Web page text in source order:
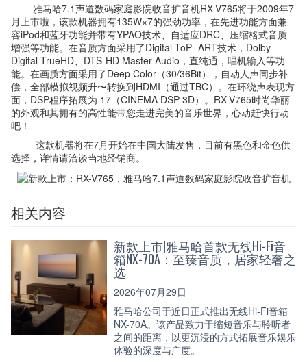
雅马哈7.1声道数码家庭影院收音扩音机RX-V765将于2009年7
月上市啦，该款机器拥有135W×7的强劲功率，在先进功能方面兼
容iPod和蓝牙功能并带有YPAO技术、自适应DRC、压缩格式音质
增强等功能。在音质方面采用了Digital ToP -ART技术，Dolby
Digital TrueHD、DTS-HD Master Audio，直纯通，唱机输入等功
能。在画质方面采用了Deep Color（30/36Bit），自动人声同步补
偿，全部模拟视频升〜转换到HDMI（通过TBC）。在环绕声表现方
面，DSP程序拓展为 17（CINEMA DSP 3D）。RX-V765时尚华丽
的外观和其拥有的高性能带您走进完美的音乐世界，心动赶快行动
吧！
这款机器将在7月开始在中国大陆发售，目前有黑色和金色供
选择，详情请洽谈当地经销商。
相关内容
新款上市|雅马哈首款无线Hi-Fi音
箱NX-70A：至臻音质，居家轻奢之
选
2026年07月29日
雅马哈公司于近日正式推出无线Hi-Fi音箱
NX-70A。该产品致力于缩短音乐与聆听者
之间的距离，以更沉浸的方式拓展音乐娱乐
体验的深度与广度。